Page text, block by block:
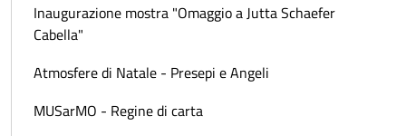
Inaugurazione mostra "Omaggio a Jutta Schaefer
Cabella"
Atmosfere di Natale - Presepi e Angeli
MUSarMO - Regine di carta